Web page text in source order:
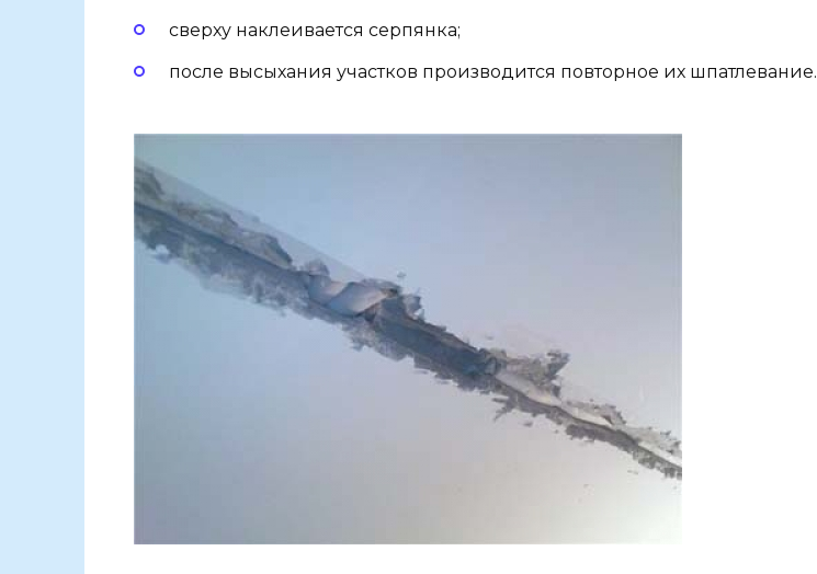
сверху наклеивается серпянка;
после высыхания участков производится повторное их шпатлевание.